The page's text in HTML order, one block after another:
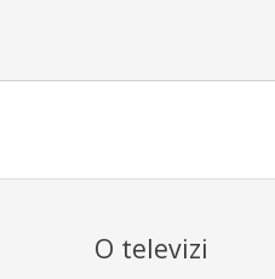
O televizi